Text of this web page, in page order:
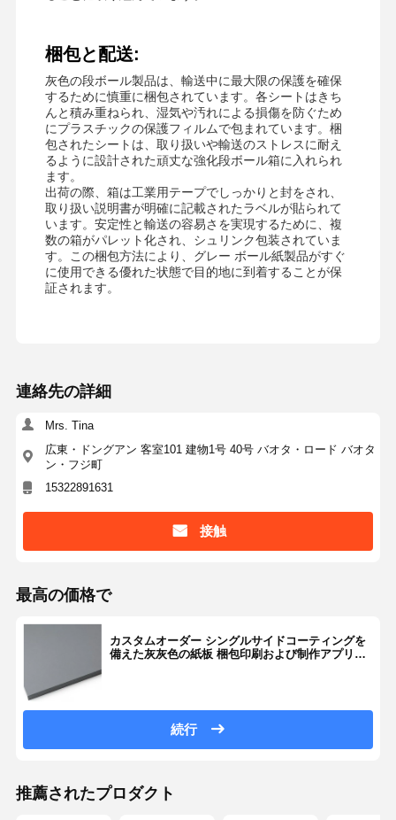
梱包と配送:
灰色の段ボール製品は、輸送中に最大限の保護を確保
するために慎重に梱包されています。各シートはきち
んと積み重ねられ、湿気や汚れによる損傷を防ぐため
にプラスチックの保護フィルムで包まれています。梱
包されたシートは、取り扱いや輸送のストレスに耐え
るように設計された頑丈な強化段ボール箱に入れられ
ます。
出荷の際、箱は工業用テープでしっかりと封をされ、
取り扱い説明書が明確に記載されたラベルが貼られて
います。安定性と輸送の容易さを実現するために、複
数の箱がパレット化され、シュリンク包装されていま
す。この梱包方法により、グレー ボール紙製品がすぐ
に使用できる優れた状態で目的地に到着することが保
証されます。
連絡先の詳細
Mrs. Tina
広東・ドングアン 客室101 建物1号 40号 バオタ・ロード バオタ
ン・フジ町
15322891631
接触
最高の価格で
カスタムオーダー シングルサイドコーティングを
備えた灰灰色の紙板 梱包印刷および制作アプリケ
続行
推薦されたプロダクト